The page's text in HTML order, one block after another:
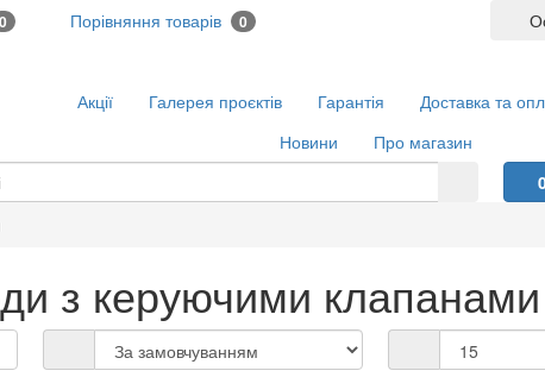
0 Порівняння товарів 0
Акції Галерея проєктів Гарантія Доставка та
Новини
Про магазин
з керуючими